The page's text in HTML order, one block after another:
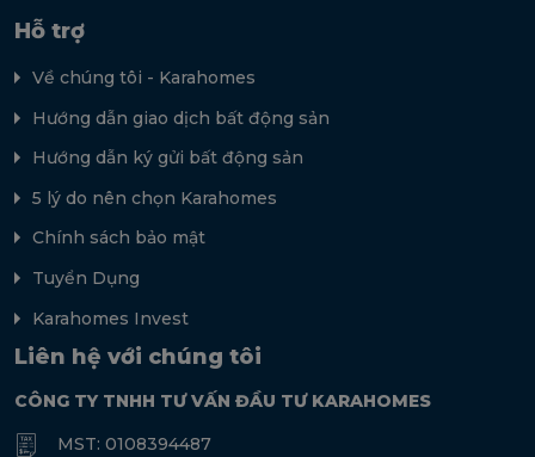
Hỗ trợ
Về chúng tôi - Karahomes
Hướng dẫn giao dịch bất động sản
Hướng dẫn ký gửi bất động sản
5 lý do nên chọn Karahomes
Chính sách bảo mật
Tuyển Dụng
Karahomes Invest
Liên hệ với chúng tôi
CÔNG TY TNHH TƯ VẤN ĐẦU TƯ KARAHOMES
MST: 0108394487